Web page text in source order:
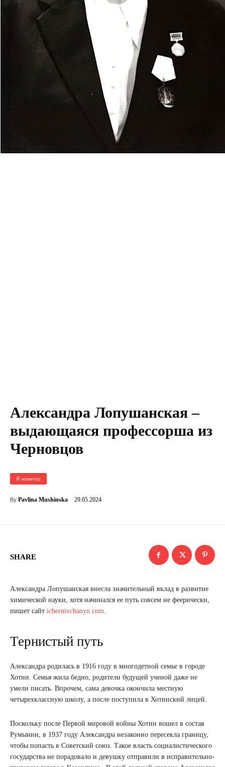
Александра Лопушанская –
выдающаяся профессорша из
Черновцов
Я новатор
By Pavlina Mushinska 29.05.2024
SHARE
Александра Лопушанская внесла значительный вклад в развитие
химической науки, хотя начинался ее путь совсем не феерически,
пишет сайт ichernivchanyn.com.
Тернистый путь
Александра родилась в 1916 году в многодетной семье в городе
Хотин. Семья жила бедно, родители будущей ученой даже не
умели писать. Впрочем, сама девочка окончила местную
четырехклассную школу, а после поступила в Хотинский лицей.
Поскольку после Первой мировой войны Хотин вошел в состав
Румынии, в 1937 году Александра незаконно пересекла границу,
чтобы попасть в Советский союз. Такое власть социалистического
государства не порадовало и девушку отправили в исправительно-